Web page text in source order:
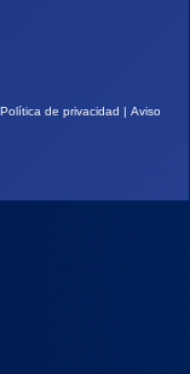
Política de privacidad
Aviso